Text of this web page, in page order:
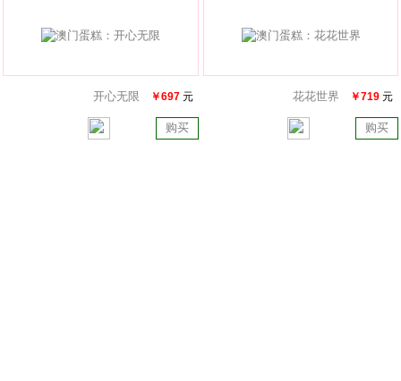
开心无限 ￥697 元
购买
花花世界 ￥719 元
购买